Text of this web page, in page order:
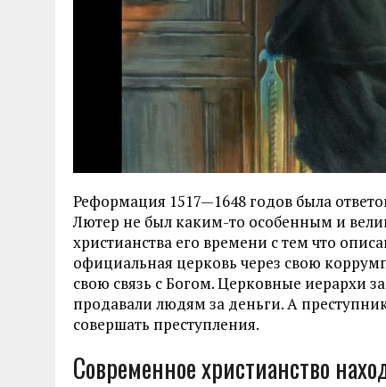
Реформация 1517—1648 годов была
Лютер не был каким-то особенным и
христианства его времени с тем что
официальная церковь через свою
свою связь с Богом. Церковные иерархи
продавали людям за деньги. А
совершать преступления.
Современное христианство